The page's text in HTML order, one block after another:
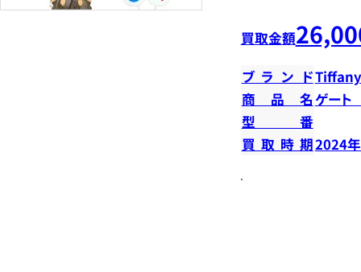
買取金額
ブランド
商品名ゲー
型番
買取時期2024